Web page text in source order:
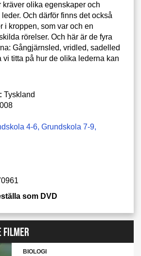
olika egenskaper och
Och därför finns det också
i kroppen, som var och en
rörelser. Och här är de fyra
Gångjärnsled, vridled, sadelled
vi titta på hur de olika lederna kan
Tyskland
4-6 Grundskola 7-9
som DVD
FILMER
BIOLOGI